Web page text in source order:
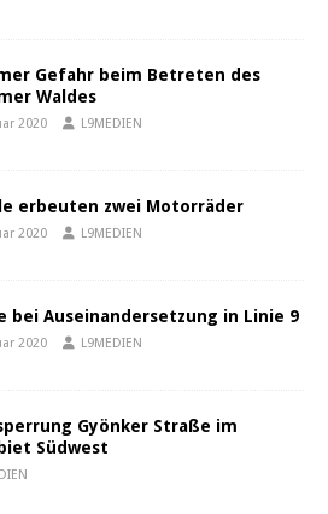
Gefahr beim Betreten des
Waldes
2020 L9MEDIEN
erbeuten zwei Motorräder
2020 L9MEDIEN
bei Auseinandersetzung in Linie 9
2020 L9MEDIEN
Gyönker Straße im
Südwest